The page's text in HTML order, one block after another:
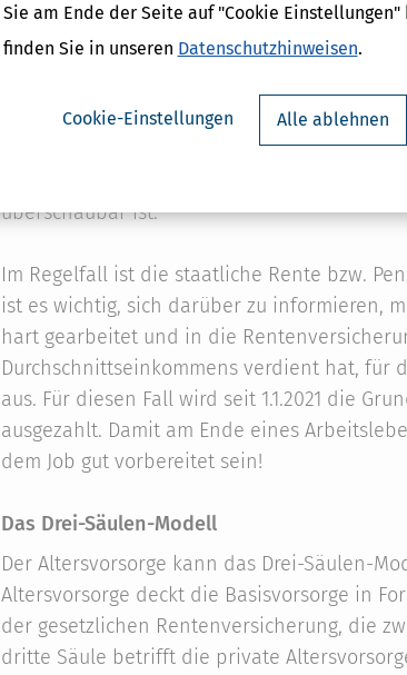
Sie am Ende der Seite auf "Cookie
finden Sie in unseren Datenschutzhinweisen.
Cookie-Einstellungen Alle ablehnen
Es ist leider klar, dass das Geld aus der
gewohnten Lebensstandard finanzieren
desto besser kann die Versorgungslücke
einen Teil des Gehalts für die private
überschaubar ist.
Im Regelfall ist die staatliche Rente bzw.
ist es wichtig, sich darüber zu informieren,
hart gearbeitet und in die
Durchschnittseinkommens verdient hat, für
aus. Für diesen Fall wird seit 1.1.2021 die
ausgezahlt. Damit am Ende eines
dem Job gut vorbereitet sein!
Das Drei-Säulen-Modell
Der Altersvorsorge kann das Drei-Säulen-
Altersvorsorge deckt die Basisvorsorge in
der gesetzlichen Rentenversicherung, die
dritte Säule betrifft die private